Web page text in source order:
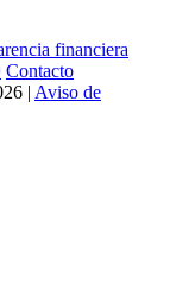
financiera
Contacto
| Aviso de